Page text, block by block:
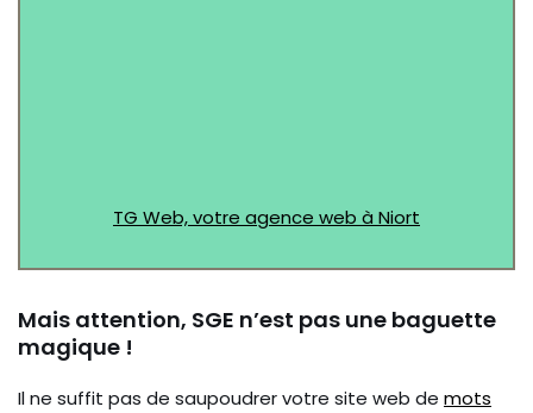
TG Web, votre agence web à Niort
Mais attention, SGE n’est pas une baguette
magique !
Il ne suffit pas de saupoudrer votre site web de mots